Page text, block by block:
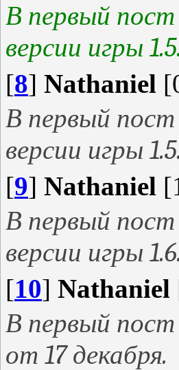
В первый пост
версии игры
[8] Nathaniel
В первый пост
версии игры
[9] Nathaniel
В первый пост
версии игры
[10] Nathaniel
В первый
от 17 декабря.